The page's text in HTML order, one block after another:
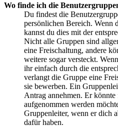
Wo finde ich die
Du findest die
persönlichen Bereich. Wenn
kannst du dies mit der
Nicht alle Gruppen sind
eine Freischaltung, andere
weitere sogar versteckt.
ihr einfach durch die
verlangt die Gruppe eine
sie bewerben. Ein
Antrag annehmen. Er
aufgenommen werden
Gruppenleiter, wenn er dich
dafür haben.